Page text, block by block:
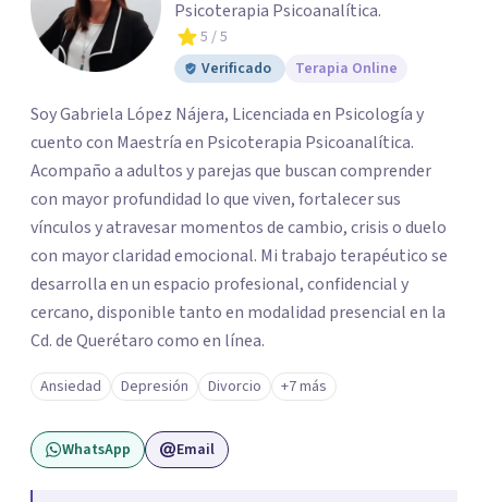
Psicoterapia Psicoanalítica.
5 / 5
Verificado
Terapia Online
Soy Gabriela López Nájera, Licenciada en Psicología y
cuento con Maestría en Psicoterapia Psicoanalítica.
Acompaño a adultos y parejas que buscan comprender
con mayor profundidad lo que viven, fortalecer sus
vínculos y atravesar momentos de cambio, crisis o duelo
con mayor claridad emocional. Mi trabajo terapéutico se
desarrolla en un espacio profesional, confidencial y
cercano, disponible tanto en modalidad presencial en la
Cd. de Querétaro como en línea.
Ansiedad Depresión Divorcio +7 más
WhatsApp Email